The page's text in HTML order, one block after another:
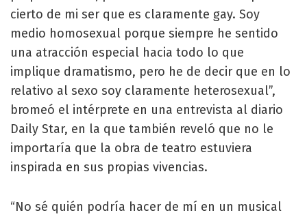
cierto de mi ser que es claramente gay. Soy
medio homosexual porque siempre he sentido
una atracción especial hacia todo lo que
implique dramatismo, pero he de decir que en lo
relativo al sexo soy claramente heterosexual”,
bromeó el intérprete en una entrevista al diario
Daily Star, en la que también reveló que no le
importaría que la obra de teatro estuviera
inspirada en sus propias vivencias.
“No sé quién podría hacer de mí en un musical